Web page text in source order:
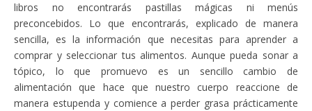
libros no encontrarás pastillas mágicas ni menús
preconcebidos. Lo que encontrarás, explicado de manera
sencilla, es la información que necesitas para aprender a
comprar y seleccionar tus alimentos. Aunque pueda sonar a
tópico, lo que promuevo es un sencillo cambio de
alimentación que hace que nuestro cuerpo reaccione de
manera estupenda y comience a perder grasa prácticamente